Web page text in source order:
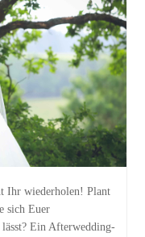
Ihr wiederholen! Plant
sich Euer
lässt? Ein Afterwedding-